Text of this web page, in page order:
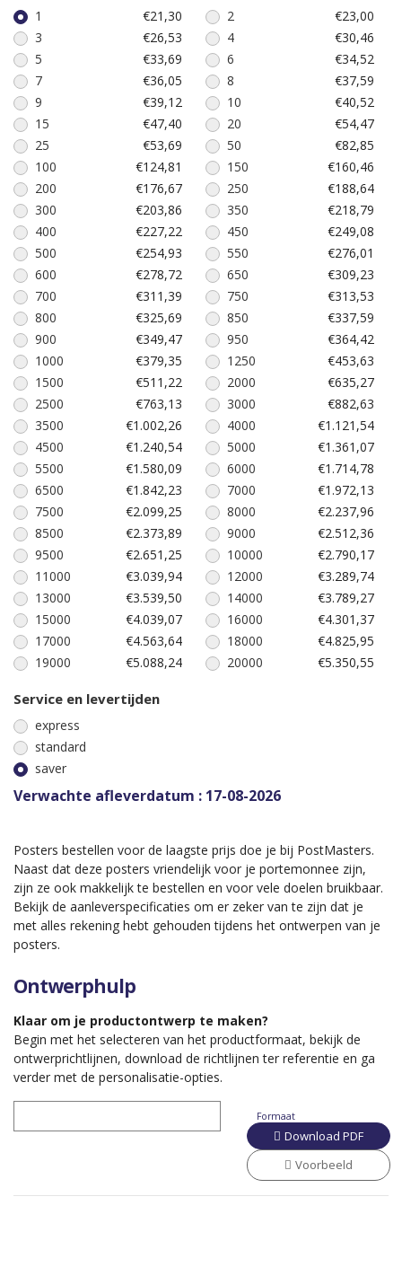
1 €21,30 2
€23,00
3
€26,53 4
€30,46
5
€33,69 6
€34,52
7
€36,05 8
€37,59
9
€39,12 10
€40,52
15
€47,40 20
€54,47
25
€53,69 50
€82,85
100
€124,81 150
€160,46
200
€176,67 250
€188,64
300
€203,86 350
€218,79
400
€227,22 450
€249,08
500
€254,93 550
€276,01
600
€278,72 650
€309,23
700
€311,39 750
€313,53
800
€325,69 850
€337,59
900
€349,47 950
€364,42
1000
€379,35 1250
€453,63
1500
€511,22 2000
€635,27
2500
€763,13 3000
€882,63
3500
€1.002,26 4000
€1.121,54
4500
€1.240,54 5000
€1.361,07
5500
€1.580,09 6000
€1.714,78
6500
€1.842,23 7000
€1.972,13
7500
€2.099,25 8000
€2.237,96
8500
€2.373,89 9000
€2.512,36
9500
€2.651,25 10000
€2.790,17
11000
€3.039,94 12000
€3.289,74
13000
€3.539,50 14000
€3.789,27
15000
€4.039,07 16000
€4.301,37
17000
€4.563,64 18000
€4.825,95
19000
€5.088,24 20000 €5.350,55
Service en levertijden
express
standard
saver
Verwachte afleverdatum : 17-08-2026
Posters bestellen voor de laagste prijs doe je bij PostMasters.
Naast dat deze posters vriendelijk voor je portemonnee zijn,
zijn ze ook makkelijk te bestellen en voor vele doelen bruikbaar.
Bekijk de aanleverspecificaties om er zeker van te zijn dat je
met alles rekening hebt gehouden tijdens het ontwerpen van je
posters.
Ontwerphulp
Klaar om je productontwerp te maken?
Begin met het selecteren van het productformaat, bekijk de
ontwerprichtlijnen, download de richtlijnen ter referentie en ga
verder met de personalisatie-opties.
Formaat
Download PDF
Voorbeeld